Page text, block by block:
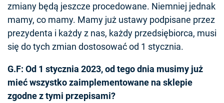
zmiany będą jeszcze procedowane. Niemniej jednak
mamy, co mamy. Mamy już ustawy podpisane przez
prezydenta i każdy z nas, każdy przedsiębiorca, musi
się do tych zmian dostosować od 1 stycznia.
G.F: Od 1 stycznia 2023, od tego dnia musimy już
mieć wszystko zaimplementowane na sklepie
zgodne z tymi przepisami?